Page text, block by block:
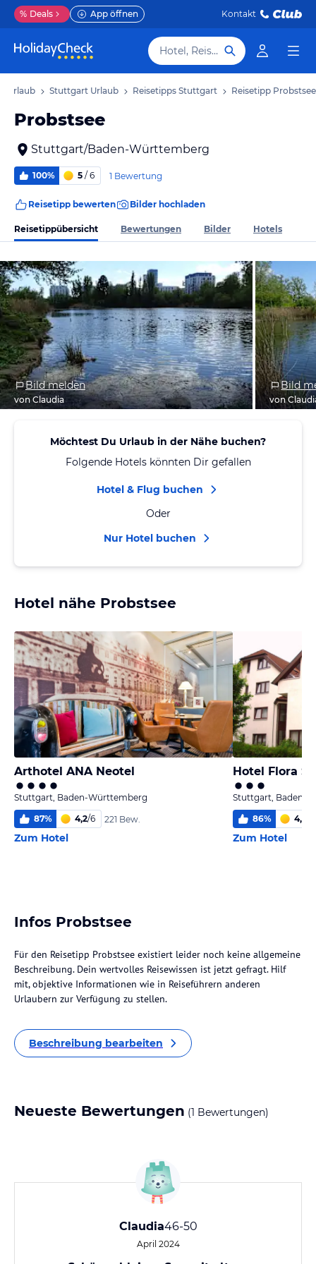
% Deals App öffnen Kontakt
Hotel, Reiseziel
Urlaub Stuttgart Urlaub Reisetipps Stuttgart Reisetipp Probstsee
Probstsee
Stuttgart/Baden-Württemberg
100% 5 / 6 1 Bewertung
Reisetipp bewerten Bilder hochladen
Reisetippübersicht Bewertungen Bilder Hotels
Bild melden
von Claudia
Bild
von
Möchtest Du Urlaub in der Nähe buchen?
Folgende Hotels könnten Dir gefallen
Hotel & Flug buchen
Oder
Nur Hotel buchen
Hotel nähe Probstsee
Arthotel ANA Neotel
Stuttgart, Baden-Württemberg
87% 4,2/6 221 Bew.
Zum Hotel
Hotel Flora
Stuttgart, Baden-
86% 4,1
Zum Hotel
Infos Probstsee
Für den Reisetipp Probstsee existiert leider noch keine allgemeine
Beschreibung. Dein wertvolles Reisewissen ist jetzt gefragt. Hilf
mit, objektive Informationen wie in Reiseführern anderen
Urlaubern zur Verfügung zu stellen.
Beschreibung bearbeiten
Neueste Bewertungen (1 Bewertungen)
Claudia46-50
April 2024